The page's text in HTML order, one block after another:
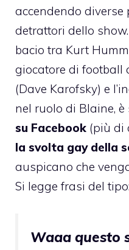
accendendo diverse
detrattori dello
bacio tra Kurt
giocatore di football
(Dave Karofsky) e
nel ruolo di Blaine, è
su Facebook (più di
la svolta gay della
auspicano che
Si legge frasi del tipo:
Waaa questo